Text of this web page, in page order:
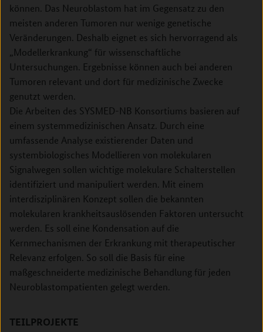
können. Das Neuroblastom hat im Gegensatz zu den
meisten anderen Tumoren nur wenige genetische
Veränderungen. Deshalb eignet es sich hervorragend als
„Modellerkrankung“ für wissenschaftliche
Untersuchungen. Ergebnisse können auch bei anderen
Tumoren relevant und dort für medizinische Zwecke
genutzt werden.
Die Arbeiten des SYSMED-NB Konsortiums basieren auf
einem systemmedizinischen Ansatz. Durch eine
umfassende Analyse existierender Daten und
systembiologisches Modellieren von molekularen
Signalwegen sollen wichtige molekulare Schalterstellen
identifiziert und manipuliert werden. Mit einem
interdisziplinären Konzept sollen die bekannten
molekularen krankheitsauslösenden Faktoren untersucht
werden. Es soll eine Kondensation auf die
Kernmechanismen der Erkrankung mit therapeutischer
Relevanz erfolgen. So soll die Basis für eine
maßgeschneiderte medizinische Behandlung für jeden
Neuroblastompatienten gelegt werden.
TEILPROJEKTE